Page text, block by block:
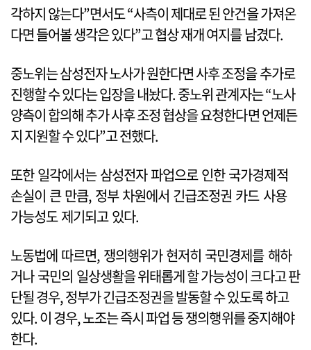
각하지 않는다”면서도 “사측이 제대로 된 안건을 가져온
다면 들어볼 생각은 있다”고 협상 재개 여지를 남겼다.
중노위는 삼성전자 노사가 원한다면 사후 조정을 추가로
진행할 수 있다는 입장을 내놨다. 중노위 관계자는 “노사
양측이 합의해 추가 사후 조정 협상을 요청한다면 언제든
지 지원할 수 있다”고 전했다.
또한 일각에서는 삼성전자 파업으로 인한 국가경제적
손실이 큰 만큼, 정부 차원에서 긴급조정권 카드 사용
가능성도 제기되고 있다.
노동법에 따르면, 쟁의행위가 현저히 국민경제를 해하
거나 국민의 일상생활을 위태롭게 할 가능성이 크다고 판
단될 경우, 정부가 긴급조정권을 발동할 수 있도록 하고
있다. 이 경우, 노조는 즉시 파업 등 쟁의행위를 중지해야
한다.